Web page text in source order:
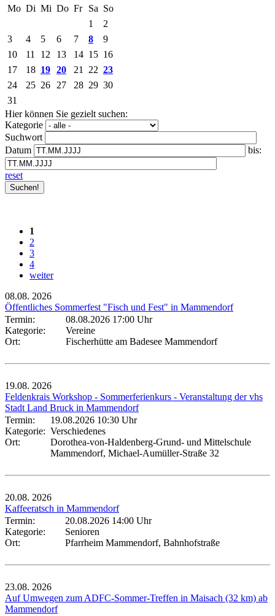
Mo Di Mi Do Fr Sa So
1
2
3
4 5 6 7 8
9
10
11 12 13 14 15 16
17
18 19 20 21 22 23
24
25 26 27 28 29 30
31
Hier können Sie gezielt suchen:
Kategorie
Suchwort
Datum
bis:
reset
1
2
3
4
weiter
08.08. 2026
Öffentliches Sommerfest "Fisch und Fest" in Mammendorf
Termin:
08.08.2026 17:00 Uhr
Kategorie:
Vereine
Ort:
Fischerhütte am Badesee Mammendorf
19.08. 2026
Feldenkrais Workshop - Sommerferienkurs - Veranstaltung der vhs
Stadt Land Bruck in Mammendorf
Termin:
19.08.2026 10:30 Uhr
Kategorie: Verschiedenes
Ort:
Dorothea-von-Haldenberg-Grund- und Mittelschule
Mammendorf, Michael-Aumüller-Straße 32
20.08. 2026
Kaffeeratsch in Mammendorf
Termin:
20.08.2026 14:00 Uhr
Kategorie:
Senioren
Ort:
Pfarrheim Mammendorf, Bahnhofstraße
23.08. 2026
Auf Umwegen zum ADFC-Sommer-Treffen in Maisach (32 km) ab
Mammendorf